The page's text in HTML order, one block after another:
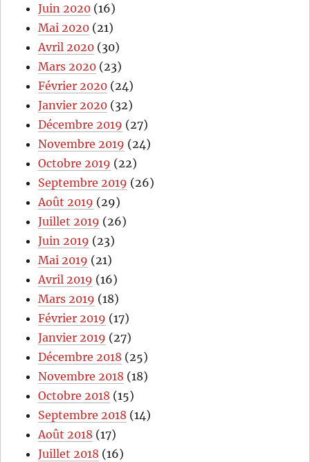
Juin 2020 (16)
Mai 2020 (21)
Avril 2020 (30)
Mars 2020 (23)
Février 2020 (24)
Janvier 2020 (32)
Décembre 2019 (27)
Novembre 2019 (24)
Octobre 2019 (22)
Septembre 2019 (26)
Août 2019 (29)
Juillet 2019 (26)
Juin 2019 (23)
Mai 2019 (21)
Avril 2019 (16)
Mars 2019 (18)
Février 2019 (17)
Janvier 2019 (27)
Décembre 2018 (25)
Novembre 2018 (18)
Octobre 2018 (15)
Septembre 2018 (14)
Août 2018 (17)
Juillet 2018 (16)